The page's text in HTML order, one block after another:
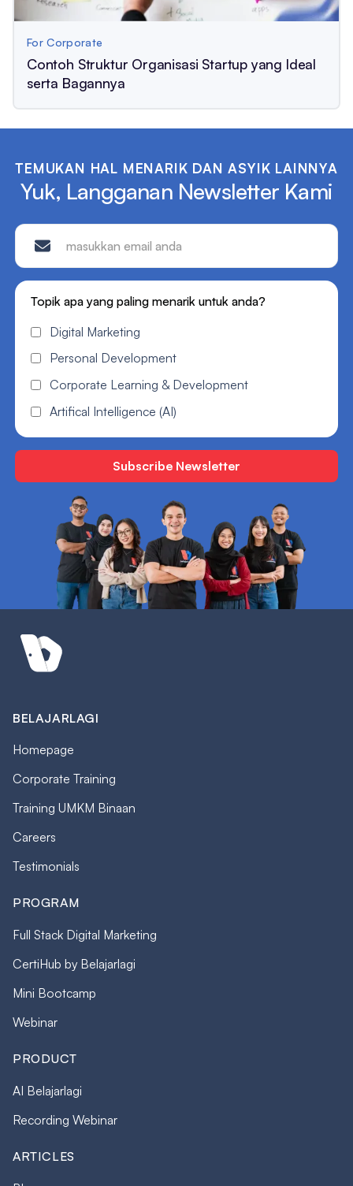
For Corporate
Contoh Struktur Organisasi Startup yang Ideal
serta Bagannya
TEMUKAN HAL MENARIK DAN ASYIK LAINNYA
Yuk, Langganan Newsletter Kami
Topik apa yang paling menarik untuk anda?
Digital Marketing
Personal Development
Corporate Learning & Development
Artifical Intelligence (AI)
BELAJARLAGI
Homepage
Corporate Training
Training UMKM Binaan
Careers
Testimonials
PROGRAM
Full Stack Digital Marketing
CertiHub by Belajarlagi
Mini Bootcamp
Webinar
PRODUCT
AI Belajarlagi
Recording Webinar
ARTICLES